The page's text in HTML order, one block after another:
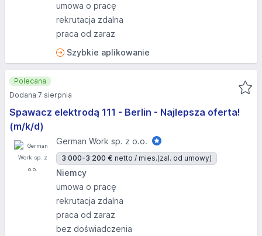
umowa o pracę
rekrutacja zdalna
praca od zaraz
Szybkie aplikowanie
Spawacz elektrodą 111 - Berlin - Najlepsza oferta!
(m/k/d)
German Work sp. z o.o.
3 000-3 200 € netto / mies.(zal. od umowy)
Niemcy
umowa o pracę
rekrutacja zdalna
praca od zaraz
bez doświadczenia
Polecana
Dodana 7 sierpnia